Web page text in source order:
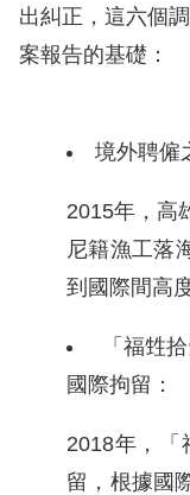
申
訴
無
礙
捷
鍵
出糾正，這六個
案報告的基礎：
境外聘僱
2015年，高
尼籍漁工落
到國際間高
「福甡
國際拘留：
2018年，「
留，根據國